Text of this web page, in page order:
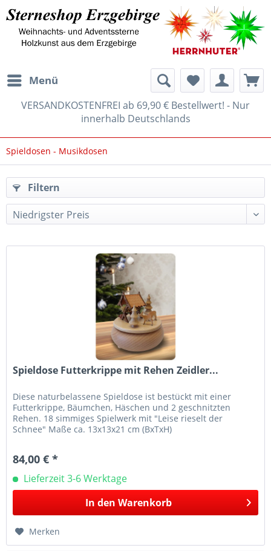
Menü
VERSANDKOSTENFREI ab 69,90 € Bestellwert! - Nur
innerhalb Deutschlands
Spieldosen - Musikdosen
Filtern
Spieldose Futterkrippe mit Rehen Zeidler...
Diese naturbelassene Spieldose ist bestückt mit einer
Futterkrippe, Bäumchen, Häschen und 2 geschnitzten
Rehen. 18 simmiges Spielwerk mit "Leise rieselt der
Schnee" Maße ca. 13x13x21 cm (BxTxH)
84,00 € *
Lieferzeit 3-6 Werktage
In den Warenkorb
Merken